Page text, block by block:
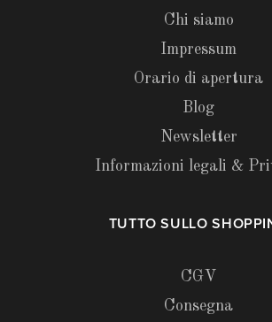
Chi siamo
Impressum
Orario di apertura
Blog
Newsletter
Informazioni legali &
TUTTO SULLO
CGV
Consegna